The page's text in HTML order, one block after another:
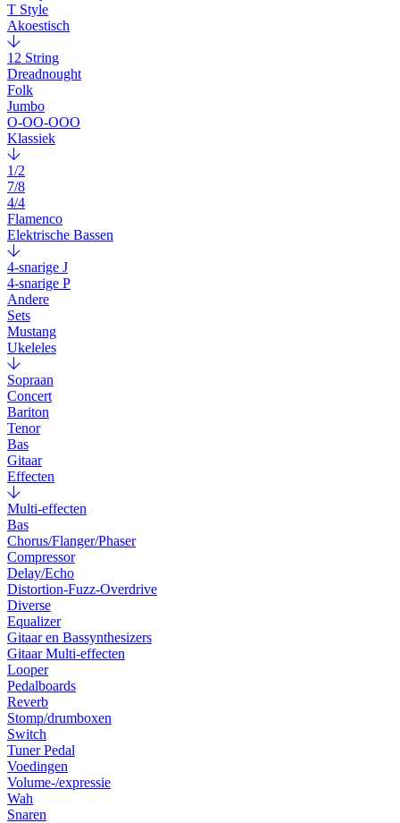
T Style
Akoestisch
12 String
Dreadnought
Folk
Jumbo
O-OO-OOO
Klassiek
1/2
7/8
4/4
Flamenco
Elektrische Bassen
4-snarige J
4-snarige P
Andere
Sets
Mustang
Ukeleles
Sopraan
Concert
Bariton
Tenor
Bas
Gitaar
Effecten
Multi-effecten
Bas
Chorus/Flanger/Phaser
Compressor
Delay/Echo
Distortion-Fuzz-Overdrive
Diverse
Equalizer
Gitaar en Bassynthesizers
Gitaar Multi-effecten
Looper
Pedalboards
Reverb
Stomp/drumboxen
Switch
Tuner Pedal
Voedingen
Volume-/expressie
Wah
Snaren